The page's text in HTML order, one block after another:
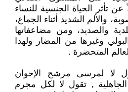
تأثر الحياة الجنسية للنساء
والألم الشديد أثناء الجماع،
والصديد، ومن مضاعفاتها
وغيرها من المضار ولهذا
المتحضرة .
لا لمرسى مرشح الإخوان
الجاهلية , تقول لا لكل مجرم